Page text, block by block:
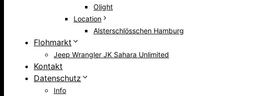
Olight
Location
Alsterschlösschen Hamburg
Flohmarkt
Jeep Wrangler JK Sahara Unlimited
Kontakt
Datenschutz
Info